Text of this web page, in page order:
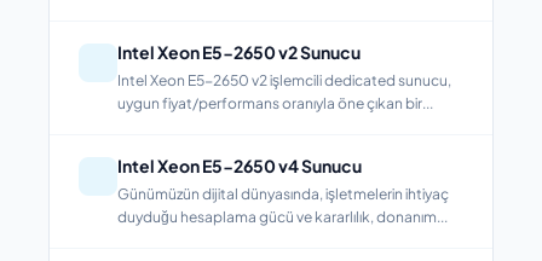
Intel Xeon E5-2650 v2 Sunucu
Intel Xeon E5-2650 v2 işlemcili dedicated sunucu,
uygun fiyat/performans oranıyla öne çıkan bir...
Intel Xeon E5-2650 v4 Sunucu
Günümüzün dijital dünyasında, işletmelerin ihtiyaç
duyduğu hesaplama gücü ve kararlılık, donanım...